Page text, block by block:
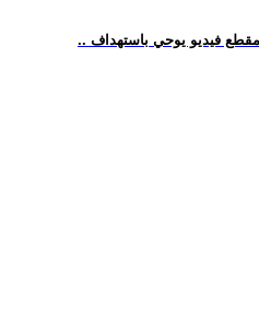
مقطع فيديو يوحي باستهداف